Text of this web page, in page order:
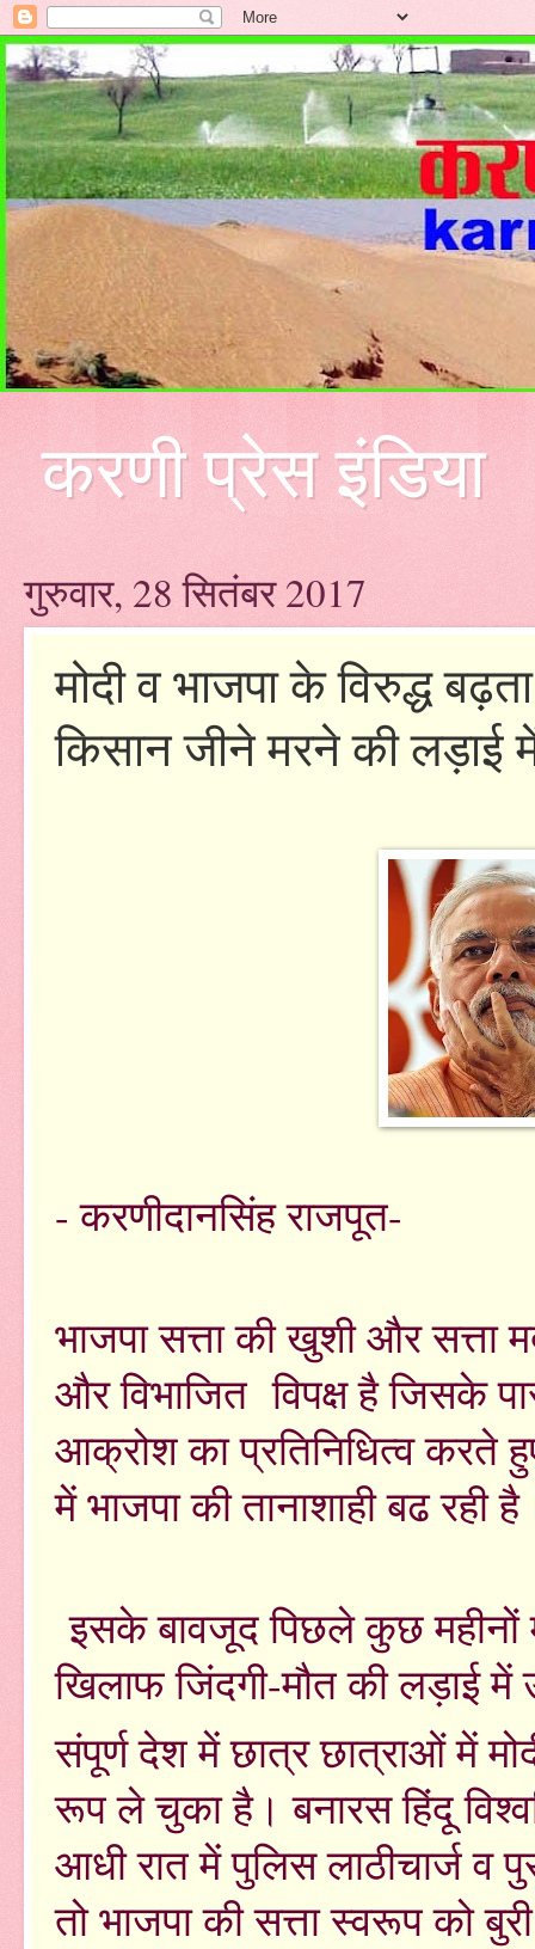
करणी प्रेस इंडिया
गुरुवार, 28 सितंबर 2017
मोदी व भाजपा के विरुद्ध
किसान जीने मरने की लड़ाई
- करणीदानसिंह राजपूत-
भाजपा सत्ता की खुशी और
और विभाजित विपक्ष है जिसके
आक्रोश का प्रतिनिधित्व करते
में भाजपा की तानाशाही बढ रही
इसके बावजूद पिछले कुछ
खिलाफ जिंदगी-मौत की लड़ाई
संपूर्ण देश में छात्र छात्राओं में
रूप ले चुका है। बनारस हिंदू
आधी रात में पुलिस लाठीचार्ज व
तो भाजपा की सत्ता स्वरूप को